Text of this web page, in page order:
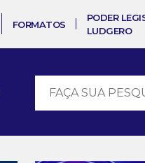
FORMATOS
PODER
LUDGERO